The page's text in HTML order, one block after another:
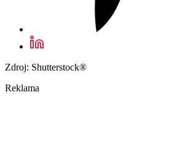
Zdroj: Shutterstock®
Reklama